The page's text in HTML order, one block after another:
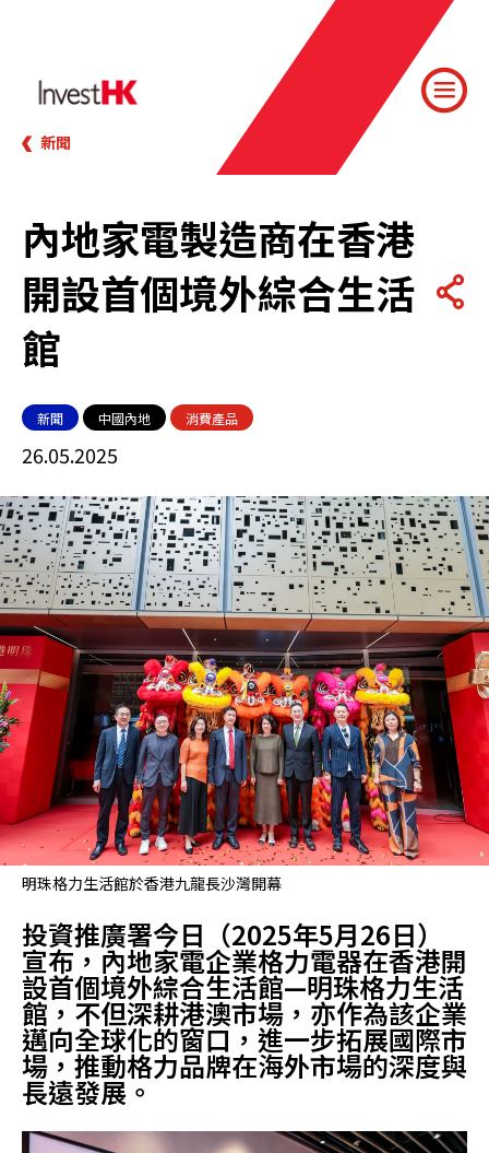
新聞
內地家電製造商在香港
開設首個境外綜合生活
館
新聞 中國內地 消費產品
26.05.2025
明珠格力生活館於香港九龍長沙灣開幕
投資推廣署今日（2025年5月26日）
宣布，內地家電企業格力電器在香港開
設首個境外綜合生活館—明珠格力生活
館，不但深耕港澳市場，亦作為該企業
邁向全球化的窗口，進一步拓展國際市
場，推動格力品牌在海外市場的深度與
長遠發展。